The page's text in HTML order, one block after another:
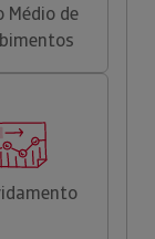
Médio de